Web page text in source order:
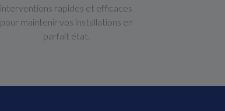
interventions rapides et efficaces
pour maintenir vos installations en
parfait état.